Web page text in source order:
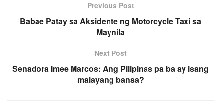
Previous Post
Babae Patay sa Aksidente ng Motorcycle Taxi sa
Maynila
Next Post
Senadora Imee Marcos: Ang Pilipinas pa ba ay isang
malayang bansa?